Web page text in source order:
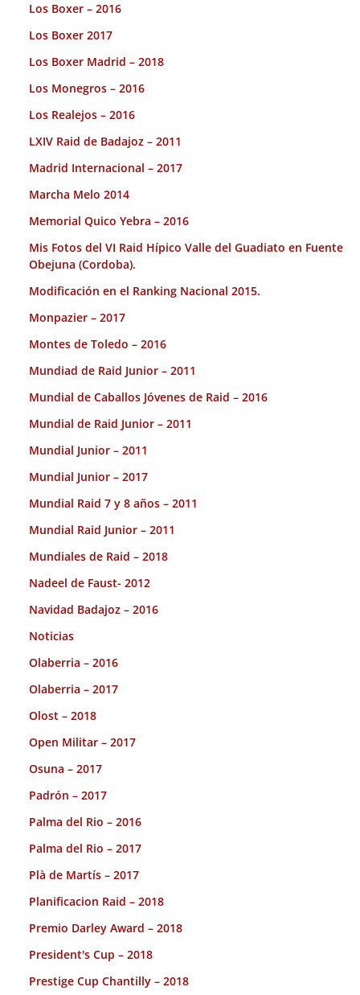
Los Boxer – 2016
Los Boxer 2017
Los Boxer Madrid – 2018
Los Monegros – 2016
Los Realejos – 2016
LXIV Raid de Badajoz – 2011
Madrid Internacional – 2017
Marcha Melo 2014
Memorial Quico Yebra – 2016
Mis Fotos del VI Raid Hípico Valle del Guadiato en Fuente
Obejuna (Cordoba).
Modificación en el Ranking Nacional 2015.
Monpazier – 2017
Montes de Toledo – 2016
Mundiad de Raid Junior – 2011
Mundial de Caballos Jóvenes de Raid – 2016
Mundial de Raid Junior – 2011
Mundial Junior – 2011
Mundial Junior – 2017
Mundial Raid 7 y 8 años – 2011
Mundial Raid Junior – 2011
Mundiales de Raid – 2018
Nadeel de Faust- 2012
Navidad Badajoz – 2016
Noticias
Olaberria – 2016
Olaberria – 2017
Olost – 2018
Open Militar – 2017
Osuna – 2017
Padrón – 2017
Palma del Rio – 2016
Palma del Rio – 2017
Plà de Martís – 2017
Planificacion Raid – 2018
Premio Darley Award – 2018
President's Cup – 2018
Prestige Cup Chantilly – 2018